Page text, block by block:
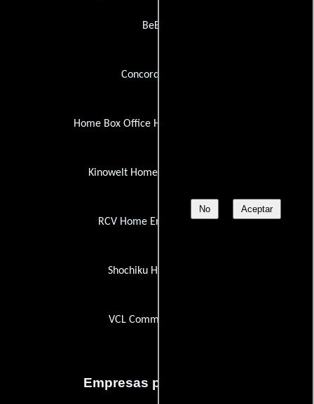
No Aceptar
BeBee
Concorde Video
Home Box Office Home Video (HBO)
Kinowelt Home Entertainment
RCV Home Entertainment
Shochiku Home Video
VCL Communications
Empresas productoras